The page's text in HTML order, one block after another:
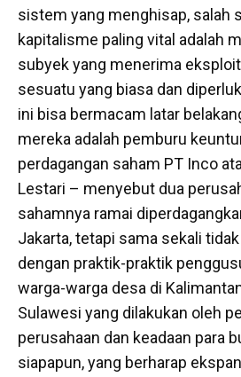
sistem yang menghisap, salah
kapitalisme paling vital adalah
subyek yang menerima
sesuatu yang biasa dan
ini bisa bermacam latar
mereka adalah pemburu
perdagangan saham PT Inco
Lestari – menyebut dua
sahamnya ramai
Jakarta, tetapi sama sekali
dengan praktik-praktik
warga-warga desa di
Sulawesi yang dilakukan oleh
perusahaan dan keadaan para
siapapun, yang berharap